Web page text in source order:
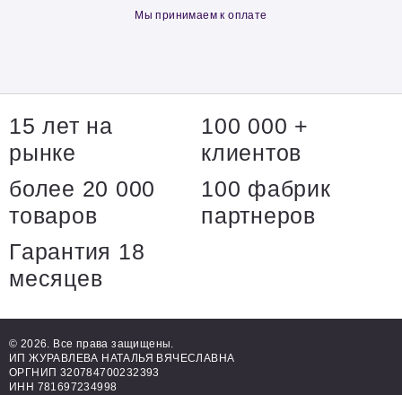
Мы принимаем к оплате
15 лет на
рынке
100 000 +
клиентов
более 20 000
товаров
100 фабрик
партнеров
Гарантия 18
месяцев
© 2026. Все права защищены.
ИП ЖУРАВЛЕВА НАТАЛЬЯ ВЯЧЕСЛАВНА
ОРГНИП 320784700232393
ИНН 781697234998